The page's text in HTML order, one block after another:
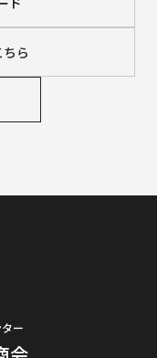
ら
ー